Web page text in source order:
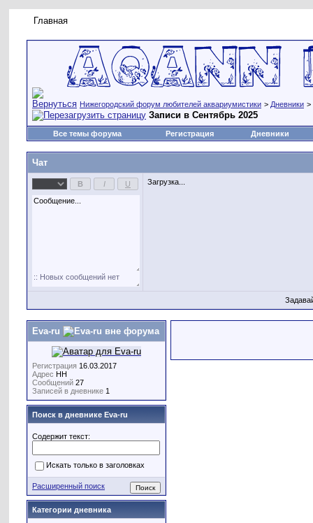
Главная
Нижегородский форум любителей аквариумистики > Дневники >
Записи в Сентябрь 2025
Все темы форума Регистрация Дневники
Чат
Загрузка...
Eva-ru
Регистрация 16.03.2017
Адрес НН
Сообщений 27
Записей в дневнике 1
Поиск в дневнике Eva-ru
Содержит текст:
Искать только в заголовках
Расширенный поиск
Категории дневника